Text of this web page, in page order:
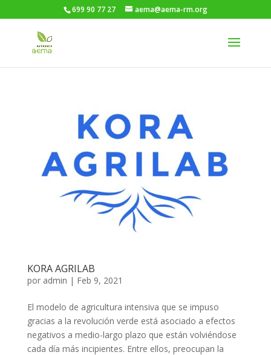
699 90 77 27 aema@aema-rm.org
KORA AGRILAB
por admin | Feb 9, 2021
El modelo de agricultura intensiva que se impuso
gracias a la revolución verde está asociado a efectos
negativos a medio-largo plazo que están volviéndose
cada día más incipientes. Entre ellos, preocupan la